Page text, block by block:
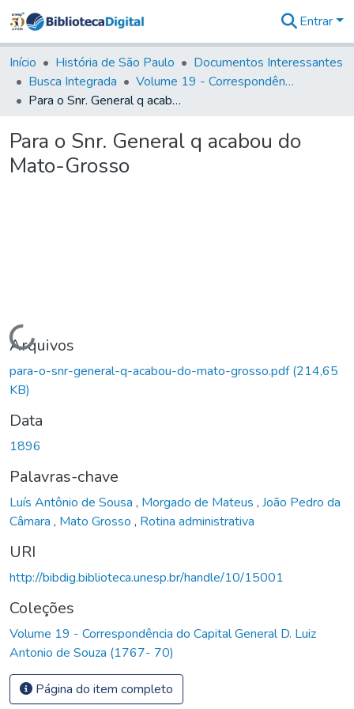
&
Coleções
Tudo na
Biblioteca
Estatísticas
Entrar
Início História de São Paulo
Documentos Interessantes
Busca Integrada
Volume 19 - Correspondência do Capital General D. Luiz Antonio de Souza (1767- 70)
Para o Snr. General q acabou do Mato-Grosso
Para o Snr. General q acabou do
Mato-Grosso
Carregando...
Arquivos
para-o-snr-general-q-acabou-do-mato-grosso.pdf(214,65
KB)
Data
1896
Palavras-chave
Luís Antônio de Sousa , Morgado de Mateus , João Pedro da
Câmara , Mato Grosso , Rotina administrativa
URI
http://bibdig.biblioteca.unesp.br/handle/10/15001
Coleções
Volume 19 - Correspondência do Capital General D. Luiz
Antonio de Souza (1767- 70)
Página do item completo